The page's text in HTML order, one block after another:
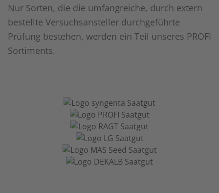
Nur Sorten, die die umfangreiche, durch extern
bestellte Versuchsansteller durchgeführte
Prüfung bestehen, werden ein Teil unseres PROFI
Sortiments.